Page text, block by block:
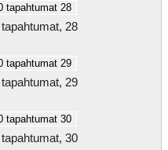
tapahtumat 28
28
tapahtumat 29
29
tapahtumat 30
30